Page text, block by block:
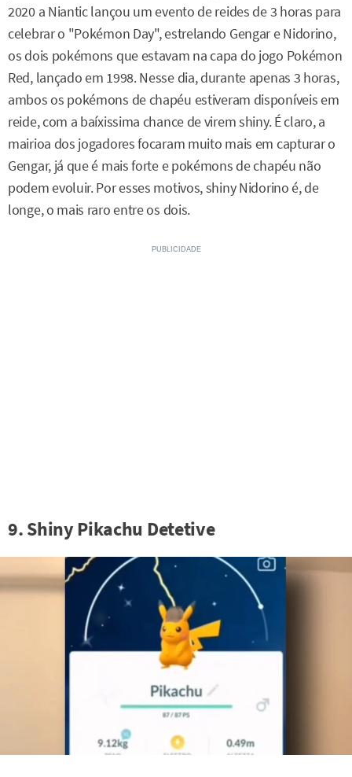
2020 a Niantic lançou um evento de reides de 3 horas para
celebrar o "Pokémon Day", estrelando Gengar e Nidorino,
os dois pokémons que estavam na capa do jogo Pokémon
Red, lançado em 1998. Nesse dia, durante apenas 3 horas,
ambos os pokémons de chapéu estiveram disponíveis em
reide, com a baíxissima chance de virem shiny. É claro, a
mairioa dos jogadores focaram muito mais em capturar o
Gengar, já que é mais forte e pokémons de chapéu não
podem evoluir. Por esses motivos, shiny Nidorino é, de
longe, o mais raro entre os dois.
9. Shiny Pikachu Detetive